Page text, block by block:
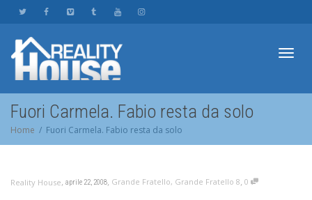
Fuori Carmela. Fabio resta da solo
Home Fuori Carmela. Fabio resta da solo
Reality House, aprile 22, 2008, Grande Fratello, Grande Fratello 8, 0